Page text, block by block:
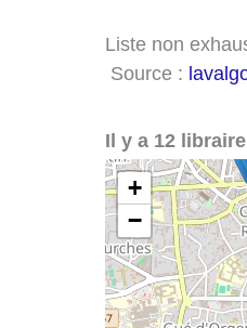
Liste non
Source :
Il y a 12
+
−